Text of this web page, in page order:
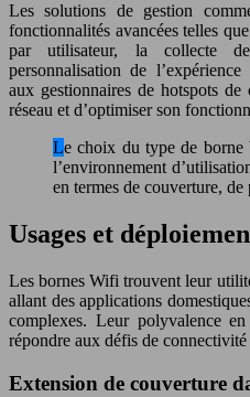
Les solutions de gestion
fonctionnalités avancées telles
par utilisateur, la collecte
personnalisation de
aux gestionnaires de hotspots
réseau et d’optimiser son
Le choix du type de borne Wifi dépend étroitement de
l’environnement
en termes de couverture,
Usages et
Les bornes Wifi trouvent leur
allant des applications
complexes. Leur polyvalence
répondre aux défis de connectivité
Extension de couverture